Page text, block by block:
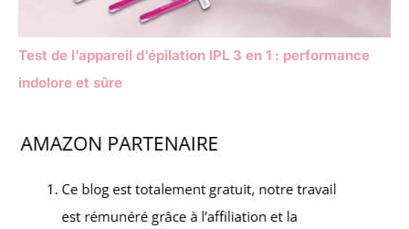
Test de l’appareil d’épilation IPL 3 en 1 : performance
indolore et sûre